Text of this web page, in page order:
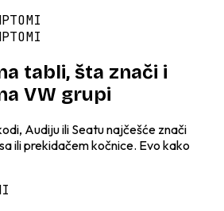
tabli, šta znači i
VW grupi
Audiju ili Seatu najčešće znači
ili prekidačem kočnice. Evo kako